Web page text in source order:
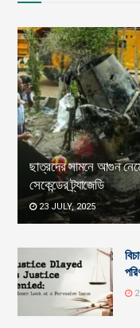
ছাত্রদের সামনে আগুন
সেকেন্ডের ট্র্যাজেডি
23 JULY, 2025